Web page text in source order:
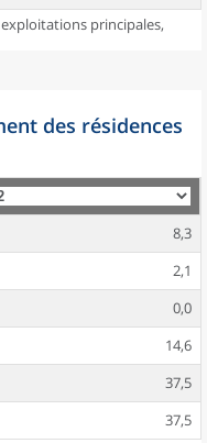
exploitations principales,
des résidences
8,3
2,1
0,0
14,6
37,5
37,5